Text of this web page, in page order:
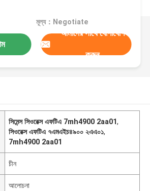
মূল্য：Negotiate
আমাদের সাথে যোগাযোগ
করুন
সিমেন্স সিওরেক্স এফটিএ 7mh4900 2aa01,
সিওরেক্স এফটিএ ৭এমএইচ৪৯০০ ২এএ০১,
7mh4900 2aa01
চীন
আলোচনা